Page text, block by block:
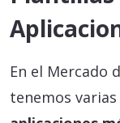
En el Mercado
tenemos varias